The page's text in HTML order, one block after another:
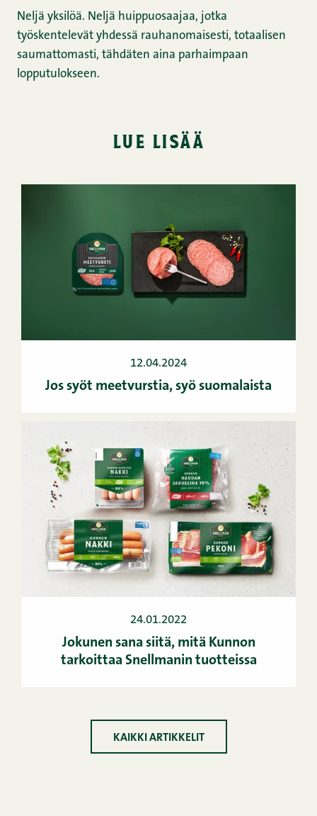
Neljä yksilöä. Neljä huippuosaajaa, jotka
työskentelevät yhdessä rauhanomaisesti, totaalisen
saumattomasti, tähdäten aina parhaimpaan
lopputulokseen.
lue lisää
12.04.2024
Jos syöt meetvurstia, syö suomalaista
24.01.2022
Jokunen sana siitä, mitä Kunnon
tarkoittaa Snellmanin tuotteissa
KAIKKI ARTIKKELIT